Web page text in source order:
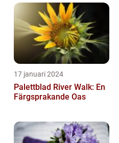
17 januari 2024
Palettblad River Walk: En
Färgsprakande Oas